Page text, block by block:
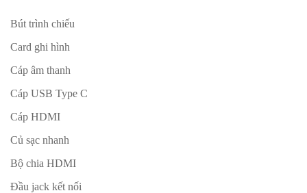
Bút trình chiếu
Card ghi hình
Cáp âm thanh
Cáp USB Type C
Cáp HDMI
Củ sạc nhanh
Bộ chia HDMI
Đầu jack kết nối